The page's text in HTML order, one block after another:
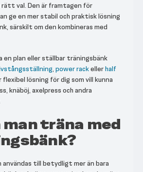
rätt val. Den är framtagen för
ge en mer stabil och praktisk lösning
särskilt om den kombineras med
en plan eller ställbar träningsbänk
, power rackellerhalf
flexibel lösning för dig som vill kunna
knäböj, axelpress och andra
man träna med
användas till betydligt mer än bara